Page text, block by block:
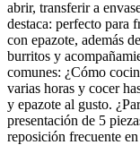
abrir, transferir a
destaca: perfecto para
con epazote, además
burritos y
comunes: ¿Cómo
varias horas y cocer
y epazote al gusto.
presentación de 5
reposición frecuente